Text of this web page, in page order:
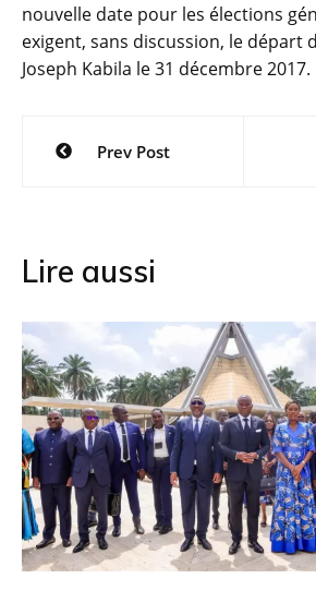
nouvelle date pour les élections
exigent, sans discussion, le départ
Joseph Kabila le 31 décembre 2017.
Navigation
Prev Post
Lire aussi